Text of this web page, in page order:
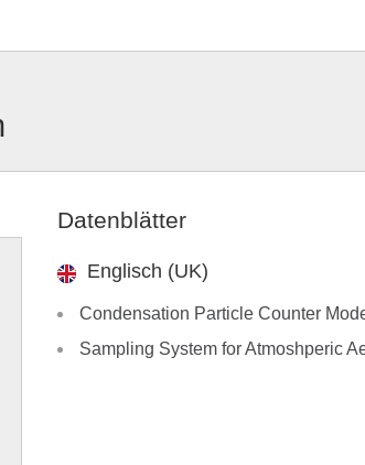
Datenblätter
Englisch (UK)
Condensation Particle Counter
Sampling System for Atmoshperic